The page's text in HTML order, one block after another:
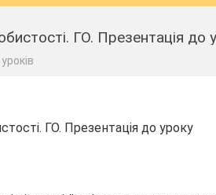
ГО. Презентація до
ГО. Презентація до уроку